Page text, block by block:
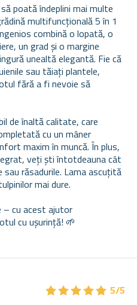
poată îndeplini mai multe
multifuncțională 5 în 1
combină o lopată, o
un grad și o margine
unealtă elegantă. Fie că
sau tăiați plantele,
fără a fi nevoie să
de înaltă calitate, care
cu un mâner
maxim în muncă. În plus,
veți ști întotdeauna cât
răsadurile. Lama ascuțită
mai dure.
– cu acest ajutor
cu ușurință! 🌱
★★★★★
★★★★★ 5/5